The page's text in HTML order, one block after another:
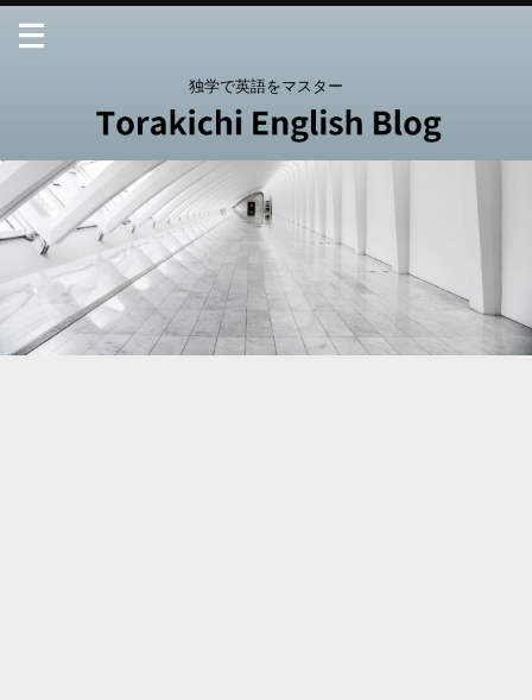
独学で英語をマスター